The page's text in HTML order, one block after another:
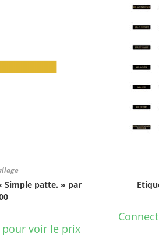
Simple patte. » par
pour voir le prix